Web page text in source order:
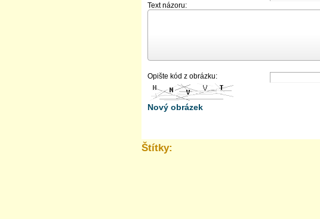
Text názoru:
Opište kód z obrázku:
Nový obrázek
Štítky: